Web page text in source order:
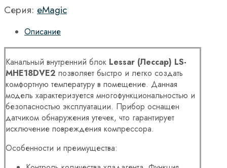
Серия: eMagic
Описание
Канальный внутренний блок Lessar (Лессар) LS-
MHE18DVE2 позволяет быстро и легко создать
комфортную температуру в помещение. Данная
модель характеризуется многофункциональностью и
безопасностью эксплуатации. Прибор оснащен
датчиком обнаружения утечек, что гарантирует
исключение повреждения компрессора.
Особенности и преимущества: